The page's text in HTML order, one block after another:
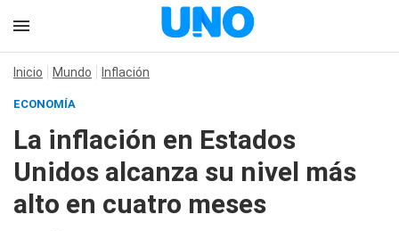
Inicio Mundo Inflación
ECONOMÍA
La inflación en Estados
Unidos alcanza su nivel más
alto en cuatro meses